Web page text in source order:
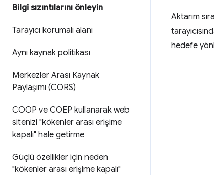
Bilgi sızıntılarını önleyin
Tarayıcı korumalı alanı
Aynı kaynak politikası
Merkezler Arası Kaynak
Paylaşımı (CORS)
COOP ve COEP kullanarak web
sitenizi "kökenler arası erişime
kapalı" hale getirme
Güçlü özellikler için neden
"kökenler arası erişime kapalı"
Aktarım
hedefe